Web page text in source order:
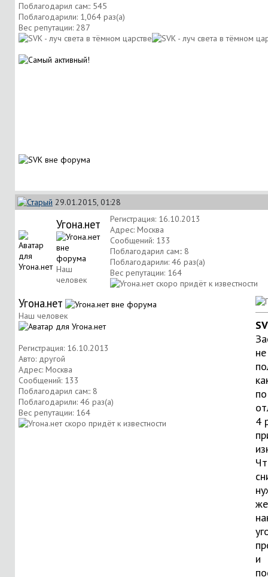
Поблагодарил сам:: 545
Поблагодарили: 1,064 раз(а)
Вес репутации: 287
29.01.2015, 01:28
Угона.нет
Наш
человек
Регистрация: 16.10.2013
Адрес: Москва
Сообщений: 133
Поблагодарил сам:: 8
Поблагодарили: 46 раз(а)
Вес репутации: 164
Угона.нет
Наш человек
Регистрация: 16.10.2013
Авто: другой
Адрес: Москва
Сообщений: 133
Поблагодарил сам:: 8
Поблагодарили: 46 раз(а)
Вес репутации: 164
4
и